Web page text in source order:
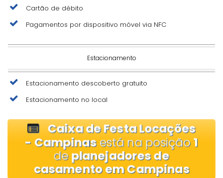
Cartão de débito
Pagamentos por dispositivo móvel via NFC
Estacionamento
Estacionamento descoberto gratuito
Estacionamento no local
Caixa de Festa Locações
- Campinasestá na posição1
deplanejadores de
casamento em Campinas